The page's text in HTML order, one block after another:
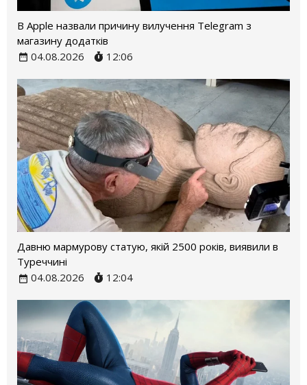
В Apple назвали причину вилучення Telegram з
магазину додатків
04.08.2026
12:06
Давню мармурову статую, якій 2500 років, виявили в
Туреччині
04.08.2026
12:04